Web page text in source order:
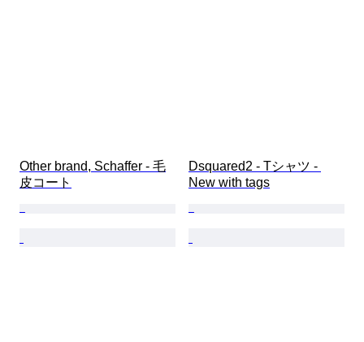
Other brand, Schaffer - 毛
皮コート
Dsquared2 - Tシャツ -
New with tags